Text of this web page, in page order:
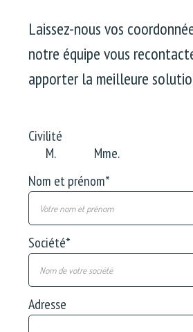
Laissez-nous vos
notre équipe vous
apporter la meilleure
Civilité
M.
Mme.
Nom et prénom*
Société*
Adresse